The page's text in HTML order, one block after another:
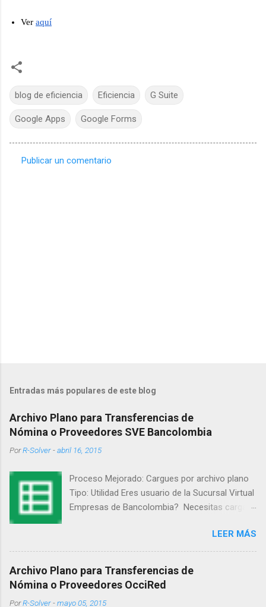
Ver aquí
blog de eficiencia Eficiencia G Suite
Google Apps Google Forms
Publicar un comentario
Entradas más populares de este blog
Archivo Plano para Transferencias de
Nómina o Proveedores SVE Bancolombia
PorR-Solver -abril 16, 2015
Proceso Mejorado: Cargues por archivo plano
Tipo: Utilidad Eres usuario de la Sucursal Virtual
Empresas de Bancolombia? Necesitas cargar
de proveedores? Actualmente Bancolombia
ofrece una solución a través de Silverlight
(requiere windows y un programa), la cual no es
lo suficientemente rápida y eficiente. R- Solver
LEER MÁS
Archivo Plano para Transferencias de
Nómina o Proveedores OcciRed
PorR-Solver -mayo 05, 2015